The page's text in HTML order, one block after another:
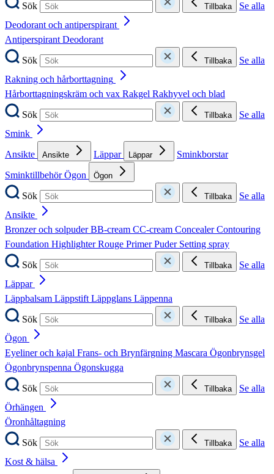
Sök
Tillbaka
Se alla
Deodorant och antiperspirant
AntiperspirantDeodorant
Sök
Tillbaka
Se alla
Rakning och hårborttagning
Hårborttagningskräm och vax Rakgel Rakhyvel och blad
Sök
Tillbaka
Se alla
Smink
Ansikte
Ansikte Läppar Läppar
Sminkborstar
SminktillbehörÖgon Ögon
Sök Tillbaka
Se alla
Ansikte
Bronzer och solpuderBB-cream CC-cream ConcealerContouring
Foundation HighlighterRouge PrimerPuder Setting spray
Sök
Tillbaka
Se alla
Läppar
Läppbalsam LäppstiftLäppglans Läppenna
Sök
Tillbaka
Se alla
Ögon
Eyeliner och kajal Frans- och Brynfärgning Mascara Ögonbrynsgel
Ögonbrynspenna Ögonskugga
Sök
Tillbaka
Se alla
Örhängen
Öronhåltagning
Sök
Tillbaka
Se alla
Kost & hälsa